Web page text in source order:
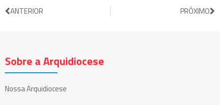
ANTERIOR PRÓXIMO
Sobre a Arquidiocese
Nossa Arquidiocese